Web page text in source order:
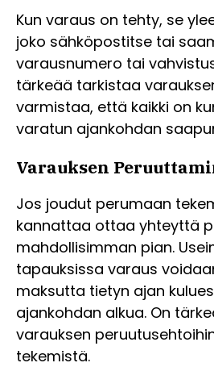
Kun varaus on tehty, se
joko sähköpostitse tai
varausnumero tai
tärkeää tarkistaa
varmistaa, että kaikki on
varatun ajankohdan
Varauksen
Jos joudut perumaan
kannattaa ottaa yhteyttä
mahdollisimman pian.
tapauksissa varaus
maksutta tietyn ajan
ajankohdan alkua. On
varauksen
tekemistä.